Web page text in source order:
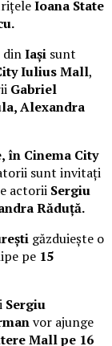
Ioana State
dinIași sunt
Iulius Mall,
Gabriel
Alexandra
în Cinema City
sunt invitați
actorii Sergiu
Răduță.
găzduiește o
pe 15
Sergiu
vor ajunge
Mall pe 16